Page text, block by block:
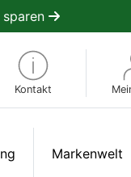
sparen
Kontakt
Markenwelt